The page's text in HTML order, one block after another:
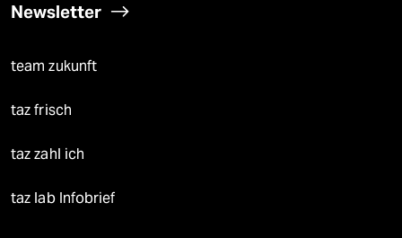
Newsletter
team zukunft
taz frisch
taz zahl ich
taz lab Infobrief